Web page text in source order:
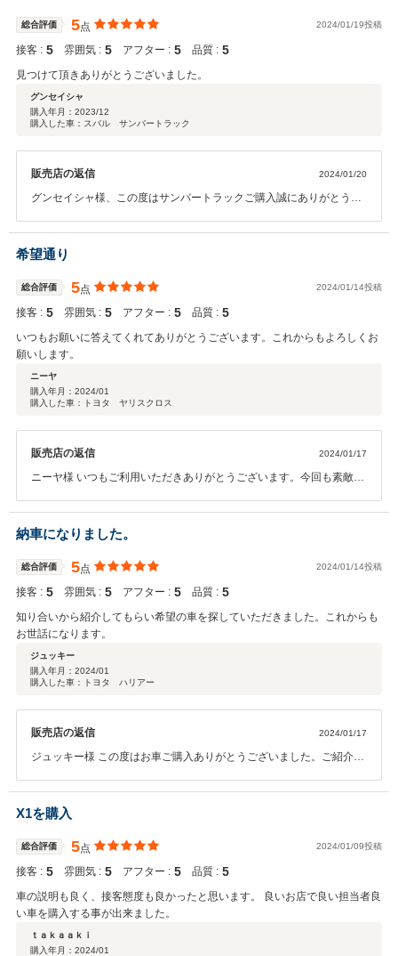
総合評価 5点 2024/01/19投稿
接客 : 5 雰囲気 : 5 アフター : 5 品質 : 5
見つけて頂きありがとうございました。
グンセイシャ
購入年月： 2023/12
購入した車：スバル サンバートラック
販売店の返信 2024/01/20
グンセイシャ様、この度はサンバートラックご購入誠にありがとうご
らず探せて良かったと思います。逆にご納車まで時間を要してしまい
申し訳ございませんでした。これからこの車両で沢山のお荷物を運ん
で頂いければ幸いです。今後も何卒宜しくお願い致します。
希望通り
総合評価 5点 2024/01/14投稿
接客 : 5 雰囲気 : 5 アフター : 5 品質 : 5
いつもお願いに答えてくれてありがとうございます。これからもよろしくお
願いします。
ニーヤ
購入年月： 2024/01
購入した車：トヨタ ヤリスクロス
販売店の返信 2024/01/17
ニーヤ様 いつもご利用いただきありがとうございます。今回も素敵な
すので長く乗ってあげて下さい。またご紹介もお待ちしております。
ありがとうございました！！
納車になりました。
総合評価 5点 2024/01/14投稿
接客 : 5 雰囲気 : 5 アフター : 5 品質 : 5
知り合いから紹介してもらい希望の車を探していただきました。これからも
お世話になります。
ジュッキー
購入年月： 2024/01
購入した車：トヨタ ハリアー
販売店の返信 2024/01/17
ジュッキー様 この度はお車ご購入ありがとうございました。ご紹介の
乗りいただけたら何よりです。また自動車保険もお任せいただき今後
トラブルの際はまずご連絡いただけたらと思います。しっかりフォロ
ーさせていただきますので安心してカーライフをお楽しみください。
ありがとうございました！！
X1を購入
総合評価 5点 2024/01/09投稿
接客 : 5 雰囲気 : 5 アフター : 5 品質 : 5
車の説明も良く、接客態度も良かったと思います。 良いお店で良い担当者良
い車を購入する事が出来ました。
ｔａｋａａｋｉ
購入年月： 2024/01